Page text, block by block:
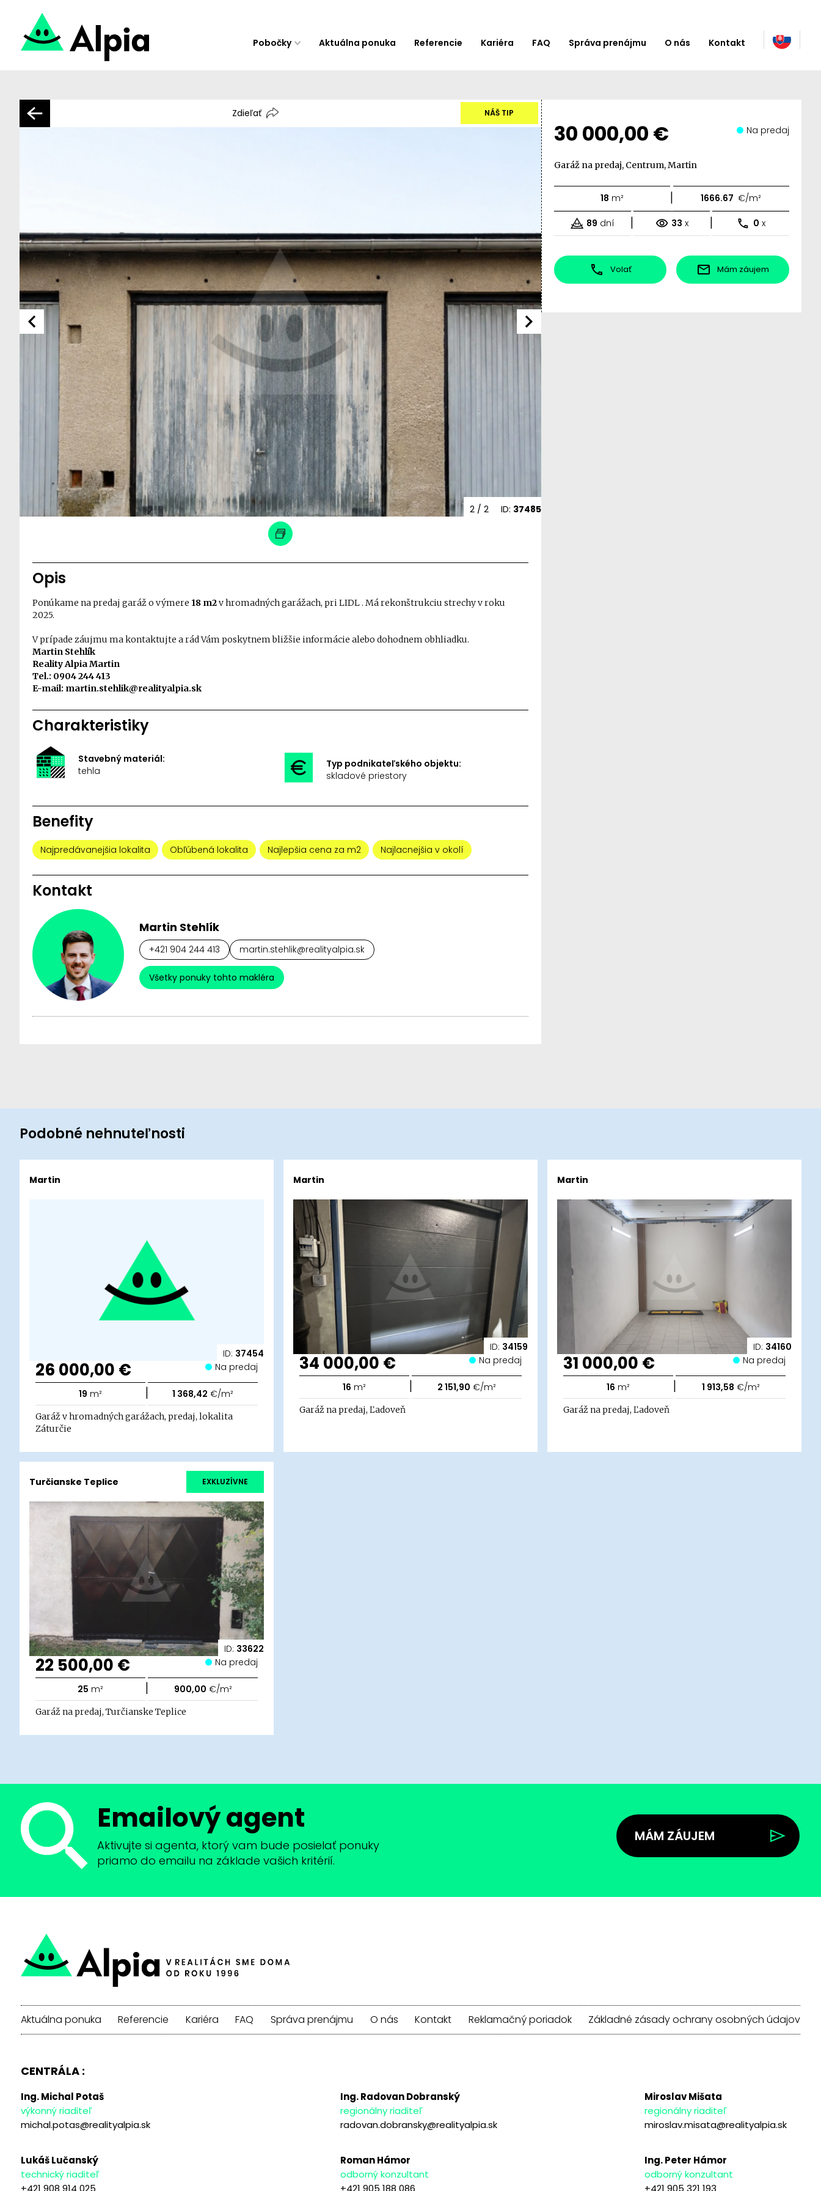
Pobočky Aktuálna ponuka Referencie Kariéra FAQ Správa prenájmu O nás Kontakt
Zdieľať NÁŠ TIP
ID: 37485
2/ 2
30 000,00 € Na predaj
Garáž na predaj, Centrum, Martin
18 m² | 1666.67 €/m²
89 dní | 33 x | 0 x
Volať Mám záujem
Opis
Ponúkame na predaj garáž o výmere 18 m2v hromadných garážach, pri LIDL . Má rekonštrukciu strechy v roku
2025.
V prípade záujmu ma kontaktujte a rád Vám poskytnem bližšie informácie alebo dohodnem obhliadku.
Martin Stehlík
Reality Alpia Martin
Tel.: 0904 244 413
E-mail: martin.stehlik@realityalpia.sk
Charakteristiky
Stavebný materiál:
tehla
Typ podnikateľského objektu:
skladové priestory
Benefity
Najpredávanejšia lokalita Obľúbená lokalita Najlepšia cena za m2 Najlacnejšia v okolí
Kontakt
Martin Stehlík
+421 904 244 413 martin.stehlik@realityalpia.sk
Všetky ponuky tohto makléra
Podobné nehnuteľnosti
ID: 37454
Martin
26 000,00 € Na predaj
19 m² | 1 368,42 €/m²
Garáž v hromadných garážach, predaj, lokalita
Záturčie
ID: 34159
Martin
34 000,00 € Na predaj
16 m² | 2 151,90 €/m²
Garáž na predaj, Ľadoveň
ID: 34160
Martin
31 000,00 € Na predaj
16 m² | 1 913,58 €/m²
Garáž na predaj, Ľadoveň
ID: 33622
Turčianske Teplice EXKLUZÍVNE
22 500,00 € Na predaj
25 m² | 900,00 €/m²
Garáž na predaj, Turčianske Teplice
Emailový agent
Aktivujte si agenta, ktorý vam bude posielať ponuky
priamo do emailu na základe vašich kritérií.
MÁM ZÁUJEM
Aktuálna ponuka Referencie Kariéra FAQ Správa prenájmu O nás Kontakt Reklamačný poriadok Základné zásady ochrany osobných údajov
CENTRÁLA :
Ing. Michal Potaš
výkonný riaditeľ
michal.potas@realityalpia.sk
Ing. Radovan Dobranský
regionálny riaditeľ
radovan.dobransky@realityalpia.sk
Miroslav Mišata
regionálny riaditeľ
miroslav.misata@realityalpia.sk
Lukáš Lučanský
technický riaditeľ
+421 908 914 025
Roman Hámor
odborný konzultant
+421 905 188 086
Ing. Peter Hámor
odborný konzultant
+421 905 321 193